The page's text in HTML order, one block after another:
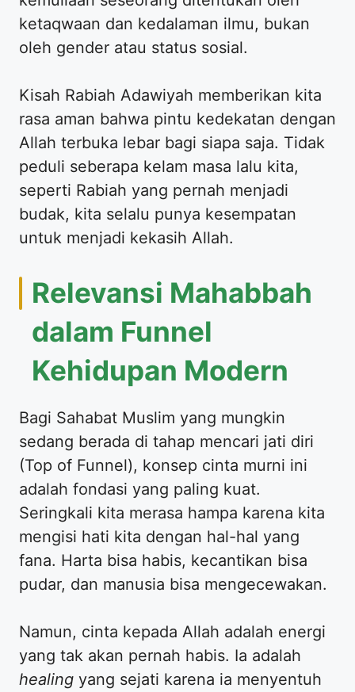
ketaqwaan dan kedalaman ilmu, bukan
oleh gender atau status sosial.
Kisah Rabiah Adawiyah memberikan kita
rasa aman bahwa pintu kedekatan dengan
Allah terbuka lebar bagi siapa saja. Tidak
peduli seberapa kelam masa lalu kita,
seperti Rabiah yang pernah menjadi
budak, kita selalu punya kesempatan
untuk menjadi kekasih Allah.
Relevansi Mahabbah
dalam Funnel
Kehidupan Modern
Bagi Sahabat Muslim yang mungkin
sedang berada di tahap mencari jati diri
(Top of Funnel), konsep cinta murni ini
adalah fondasi yang paling kuat.
Seringkali kita merasa hampa karena kita
mengisi hati kita dengan hal-hal yang
fana. Harta bisa habis, kecantikan bisa
pudar, dan manusia bisa mengecewakan.
Namun, cinta kepada Allah adalah energi
yang tak akan pernah habis. Ia adalah
healing yang sejati karena ia menyentuh